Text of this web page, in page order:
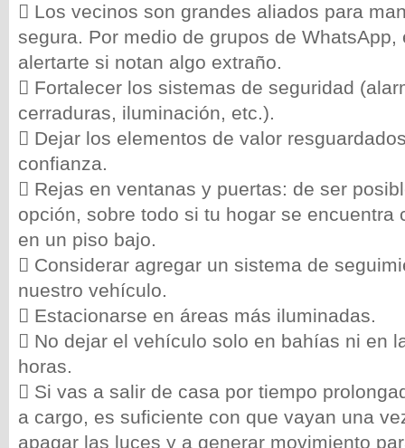
 Los vecinos son grandes aliados para
segura. Por medio de grupos de WhatsApp,
alertarte si notan algo extraño.
 Fortalecer los sistemas de seguridad
cerraduras, iluminación, etc.).
 Dejar los elementos de valor
confianza.
 Rejas en ventanas y puertas: de ser
opción, sobre todo si tu hogar se encuentra
en un piso bajo.
 Considerar agregar un sistema de
nuestro vehículo.
 Estacionarse en áreas más iluminadas.
 No dejar el vehículo solo en bahías ni en
horas.
 Si vas a salir de casa por tiempo
a cargo, es suficiente con que vayan una
apagar las luces y a generar movimiento